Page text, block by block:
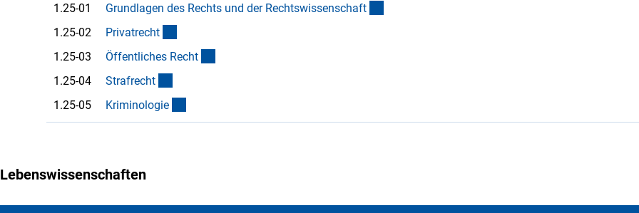
1.25-01
Grundlagen des Rechts und der Rechtswissenschaft
1.25-02
Privatrecht
1.25-03
Öffentliches Recht
1.25-04
Strafrecht
1.25-05
Kriminologie
Lebenswissenschaften